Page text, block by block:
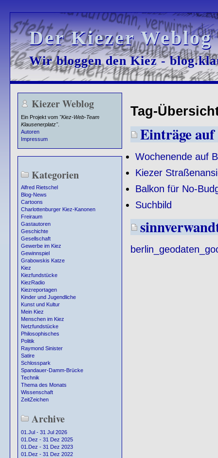
Der Kiezer
Der Kiezer
Wir bloggen den Kiez -
Wir bloggen den Kiez -
Kiezer Weblog
Ein Projekt vom "Kiez-Web-Team
Klausenerplatz".
Autoren
Impressum
Kategorien
Alfred Rietschel
Blog-News
Cartoons
Charlottenburger Kiez-Kanonen
Freiraum
Gastautoren
Geschichte
Gesellschaft
Gewerbe im Kiez
Gewinnspiel
Grabowskis Katze
Kiez
Kiezfundstücke
KiezRadio
Kiezreportagen
Kinder und Jugendliche
Kunst und Kultur
Mein Kiez
Menschen im Kiez
Netzfundstücke
Philosophisches
Politik
Raymond Sinister
Satire
Schlosspark
Spandauer-Damm-Brücke
Technik
Thema des Monats
Wissenschaft
ZeitZeichen
Archive
01.Jul - 31 Jul 2026
01.Dez - 31 Dez 2025
01.Dez - 31 Dez 2023
01.Dez - 31 Dez 2022
Tag-
Einträge
Wochenende auf
Kiezer
Balkon für No-
Suchbild